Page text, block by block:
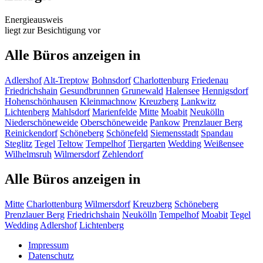
Energieausweis
liegt zur Besichtigung vor
Alle Büros anzeigen in
Adlershof Alt-Treptow Bohnsdorf Charlottenburg Friedenau
Friedrichshain Gesundbrunnen Grunewald Halensee Hennigsdorf
Hohenschönhausen Kleinmachnow Kreuzberg Lankwitz
Lichtenberg Mahlsdorf Marienfelde Mitte Moabit Neukölln
Niederschöneweide Oberschöneweide Pankow Prenzlauer Berg
Reinickendorf Schöneberg Schönefeld Siemensstadt Spandau
Steglitz Tegel Teltow Tempelhof Tiergarten Wedding Weißensee
Wilhelmsruh Wilmersdorf Zehlendorf
Alle Büros anzeigen in
Mitte Charlottenburg Wilmersdorf Kreuzberg Schöneberg
Prenzlauer Berg Friedrichshain Neukölln Tempelhof Moabit Tegel
Wedding Adlershof Lichtenberg
Impressum
Datenschutz